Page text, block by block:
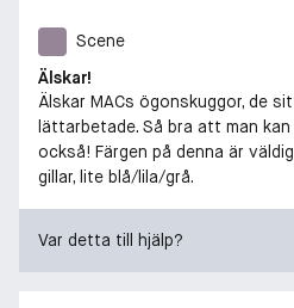
Scene
Älskar!
Älskar MACs ögonskuggor, de
lättarbetade. Så bra att man
också! Färgen på denna är
gillar, lite blå/lila/grå.
Var detta till hjälp?